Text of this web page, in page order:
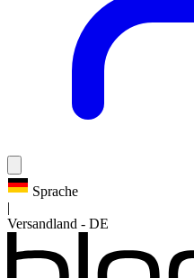
Sprache
|
Versandland - DE